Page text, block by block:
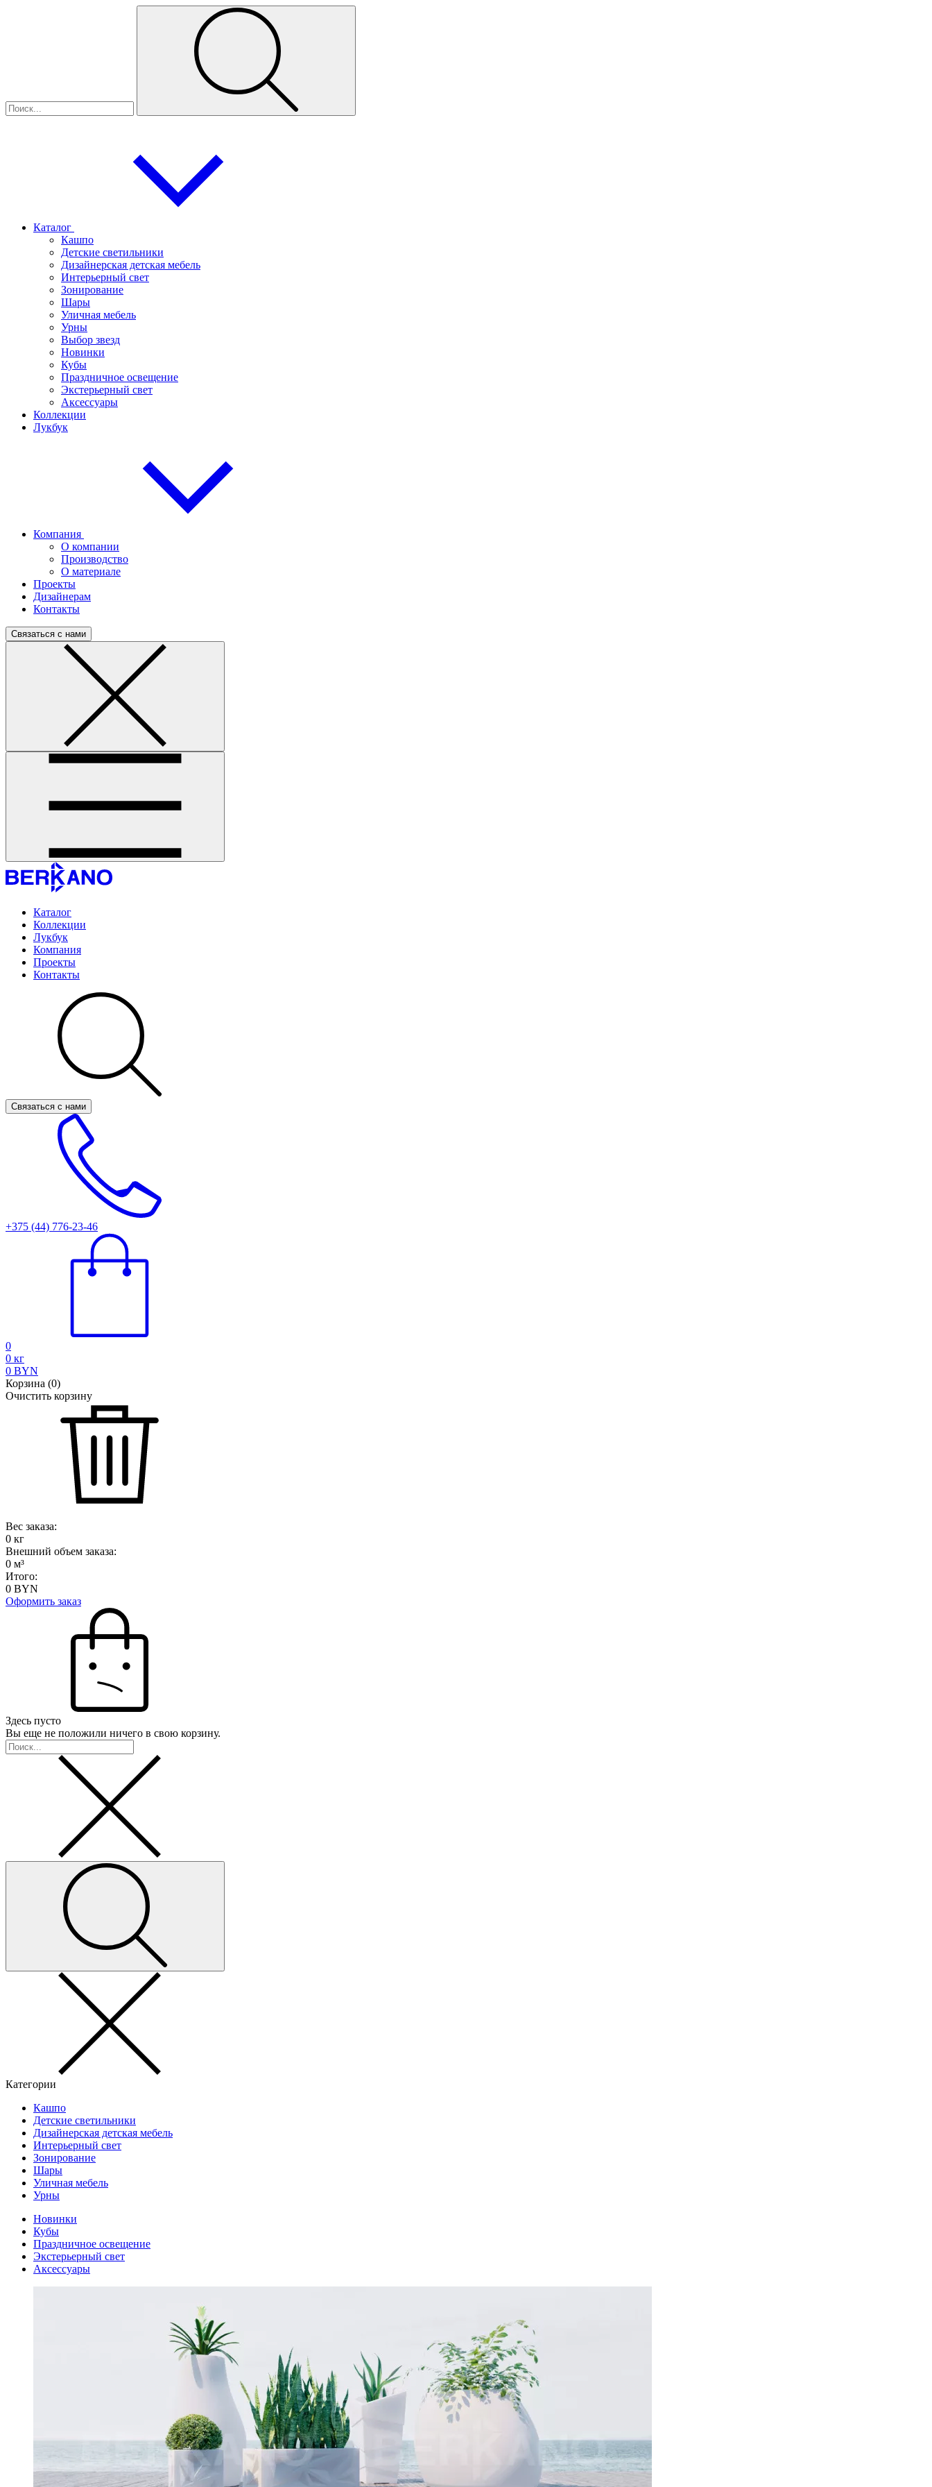
Каталог
Кашпо
Детские светильники
Дизайнерская детская мебель
Интерьерный свет
Зонирование
Шары
Уличная мебель
Урны
Выбор звезд
Новинки
Кубы
Праздничное освещение
Экстерьерный свет
Аксессуары
Коллекции
Лукбук
Компания
О компании
Производство
О материале
Проекты
Дизайнерам
Контакты
Связаться с нами
Каталог
Коллекции
Лукбук
Компания
Проекты
Контакты
Связаться с нами
+375 (44) 776-23-46
0
0 кг
0 BYN
Корзина (0)
Очистить корзину
Вес заказа:
0 кг
Внешний объем заказа:
0 м³
Итого:
0 BYN
Оформить заказ
Здесь пусто
Вы еще не положили ничего в свою корзину.
Категории
Кашпо
Детские светильники
Дизайнерская детская мебель
Интерьерный свет
Зонирование
Шары
Уличная мебель
Урны
Новинки
Кубы
Праздничное освещение
Экстерьерный свет
Аксессуары